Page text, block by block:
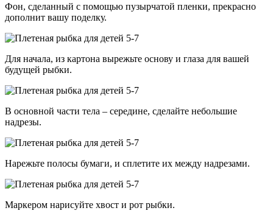
Фон, сделанный с помощью пузырчатой пленки, прекрасно
дополнит вашу поделку.
Для начала, из картона вырежьте основу и глаза для вашей
будущей рыбки.
В основной части тела – середине, сделайте небольшие
надрезы.
Нарежьте полосы бумаги, и сплетите их между надрезами.
Маркером нарисуйте хвост и рот рыбки.